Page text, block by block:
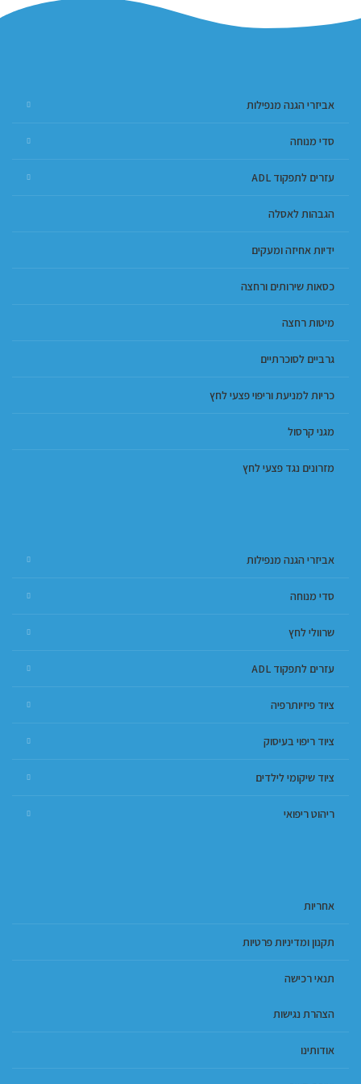
אביזרי הגנה מנפילות
סדי מנוחה
עזרים לתפקוד ADL
הגבהות לאסלה
ידיות אחיזה ומעקים
כסאות שירותים ורחצה
מיטות רחצה
גרביים לסוכרתיים
כריות למניעת וריפוי פצעי לחץ
מגני קרסול
מזרונים נגד פצעי לחץ
אביזרי הגנה מנפילות
סדי מנוחה
שרוולי לחץ
עזרים לתפקוד ADL
ציוד פיזיותרפיה
ציוד ריפוי בעיסוק
ציוד שיקומי לילדים
ריהוט ריפואי
אחריות
תקנון ומדיניות פרטיות
תנאי רכישה
הצהרת נגישות
אודותינו